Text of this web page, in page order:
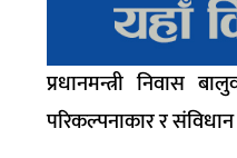
प्रधानमन्त्री निवास
परिकल्पनाकारर